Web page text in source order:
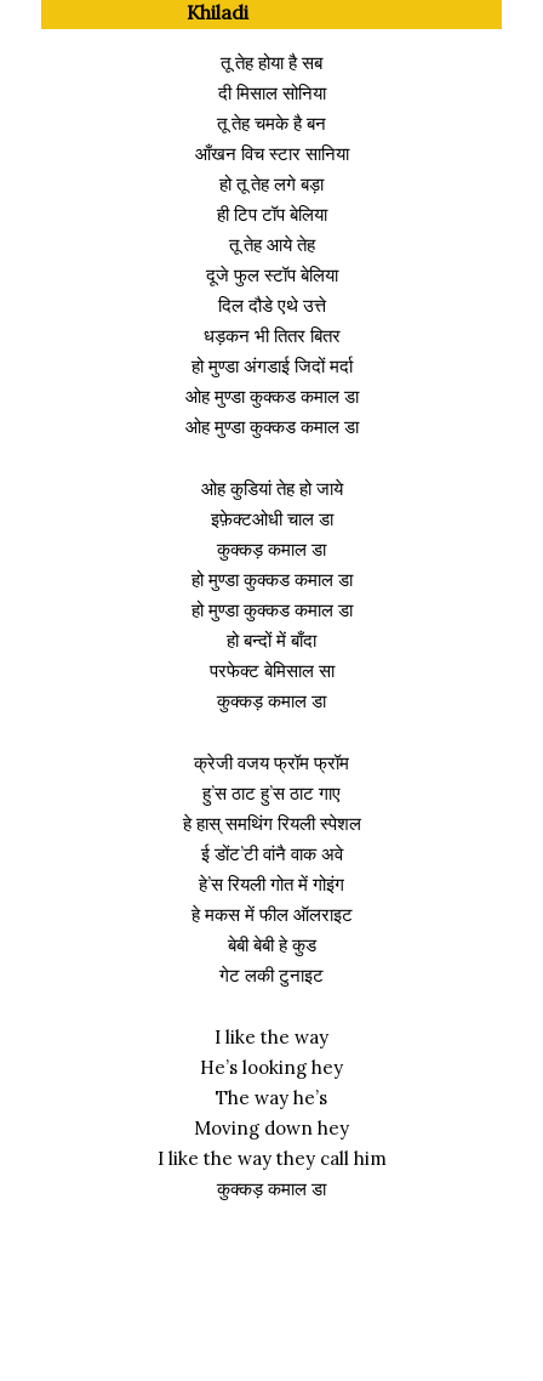
Khiladi
तू तेह होया है सब
दी मिसाल सोनिया
तू तेह चमके है बन
आँखन विच स्टार सानिया
हो तू तेह लगे बड़ा
ही टिप टॉप बेलिया
तू तेह आये तेह
दूजे फुल स्टॉप बेलिया
दिल दौडे एथे उत्ते
धड़कन भी तितर बितर
हो मुण्डा अंगडाई जिदों मर्दा
ओह मुण्डा कुक्कड कमाल डा
ओह मुण्डा कुक्कड कमाल डा
ओह कुडियां तेह हो जाये
इफ़ेक्टओधी चाल डा
कुक्कड़ कमाल डा
हो मुण्डा कुक्कड कमाल डा
हो मुण्डा कुक्कड कमाल डा
हो बन्दों में बाँदा
परफेक्ट बेमिसाल सा
कुक्कड़ कमाल डा
क्रेजी वजय फ्रॉम फ्रॉम
हु’स ठाट हु’स ठाट गाए
हे हास् समथिंग रियली स्पेशल
ई डोंट’टी वांनै वाक अवे
हे’स रियली गोत में गोइंग
हे मकस में फील ऑलराइट
बेबी बेबी हे कुड
गेट लकी टुनाइट
I like the way
He’s looking hey
The way he’s
Moving down hey
I like the way they call him
कुक्कड़ कमाल डा